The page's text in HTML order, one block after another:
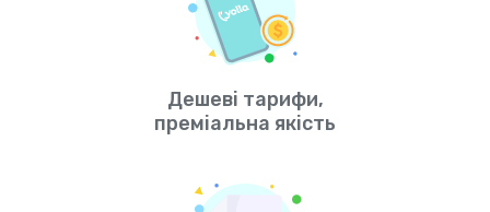
Дешеві тарифи,
преміальна якість